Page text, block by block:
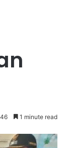
1 minute read